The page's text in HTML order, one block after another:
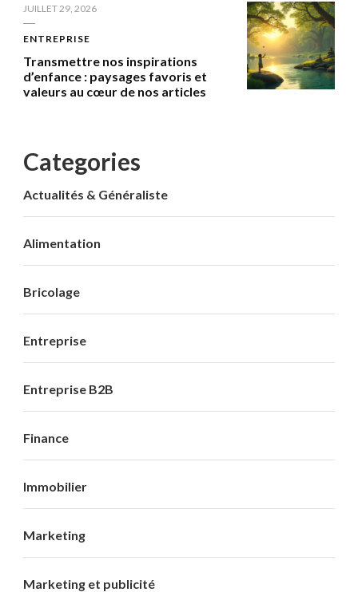
JUILLET 29, 2026
ENTREPRISE
Transmettre nos inspirations
d’enfance : paysages favoris et
valeurs au cœur de nos articles
Categories
Actualités & Généraliste
Alimentation
Bricolage
Entreprise
Entreprise B2B
Finance
Immobilier
Marketing
Marketing et publicité